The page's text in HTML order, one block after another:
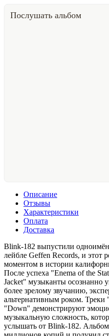
Послушать альбом
Описание
Отзывы
Характеристики
Оплата
Доставка
Blink-182 выпустили
лейбле Geffen Records, и этот
моментом в истории
После успеха "Enema of the
Jacket" музыканты осознанно
более зрелому звучанию,
альтернативным роком.
"Down" демонстрируют
музыкальную сложность,
услышать от Blink-182.